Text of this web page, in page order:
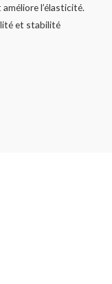
l’élasticité.
et stabilité